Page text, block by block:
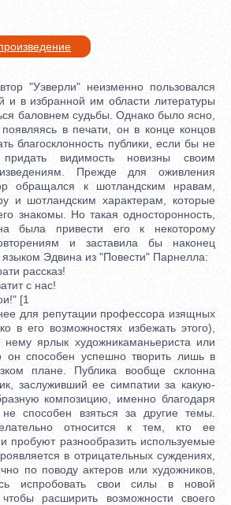
"Уэверли" неизменно пользовался
и в избранной им области литературы
баловнем судьбы. Однако было ясно,
в печати, он в конце концов
благосклонность публики, если бы не
видимость новизны своим
Прежде для оживления
обращался к шотландским нравам,
и шотландским характерам, которые
знакомы. Но такая односторонность,
была привести его к некоторому
и заставила бы наконец
языком Эдвина из "Повести" Парнелла:
рассказ!
с нас!
[1
для репутации профессора изящных
в его возможностях избежать этого),
ярлык художникаманьериста или
он способен успешно творить лишь в
плане. Публика вообще склонна
заслуживший ее симпатии за какую-
композицию, именно благодаря
способен взяться за другие темы.
относится к тем, кто ее
пробуют разнообразить используемые
в отрицательных суждениях,
по поводу актеров или художников,
испробовать свои силы в новой
расширить возможности своего